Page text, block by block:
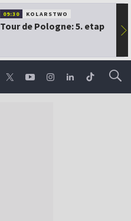
09:30 KOLARSTWO
Tour de Pologne: 5. etap ▶